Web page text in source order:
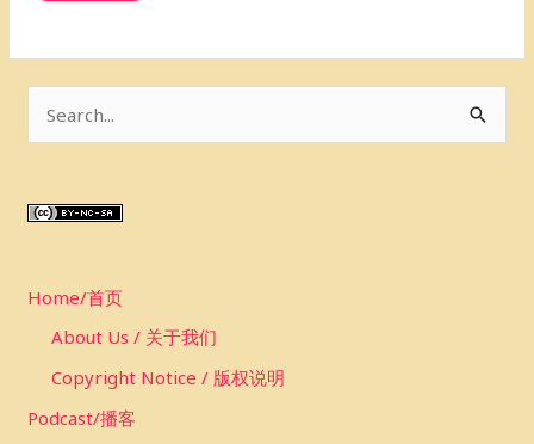
r
h
Home/首页
About Us / 关于我们
Copyright Notice / 版权说明
Podcast/播客